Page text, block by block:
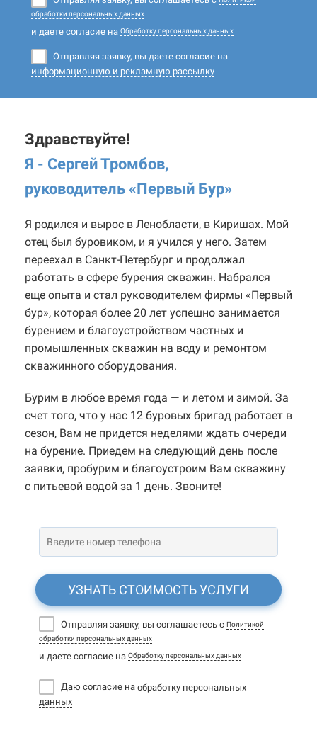
обработки персональных данных
и даете согласие на Обработку персональных данных
Отправляя заявку, вы даете согласие на
информационную и рекламную рассылку
Здравствуйте!
Я - Сергей Тромбов,
руководитель «Первый Бур»
Я родился и вырос в Ленобласти, в Киришах. Мой
отец был буровиком, и я учился у него. Затем
переехал в Санкт-Петербург и продолжал
работать в сфере бурения скважин. Набрался
еще опыта и стал руководителем фирмы «Первый
бур», которая более 20 лет успешно занимается
бурением и благоустройством частных и
промышленных скважин на воду и ремонтом
скважинного оборудования.
Бурим в любое время года — и летом и зимой. За
счет того, что у нас 12 буровых бригад работает в
сезон, Вам не придется неделями ждать очереди
на бурение. Приедем на следующий день после
заявки, пробурим и благоустроим Вам скважину
с питьевой водой за 1 день. Звоните!
УЗНАТЬ СТОИМОСТЬ УСЛУГИ
Отправляя заявку, вы соглашаетесь с Политикой
обработки персональных данных
и даете согласие на Обработку персональных данных
Даю согласие на обработку персональных
данных